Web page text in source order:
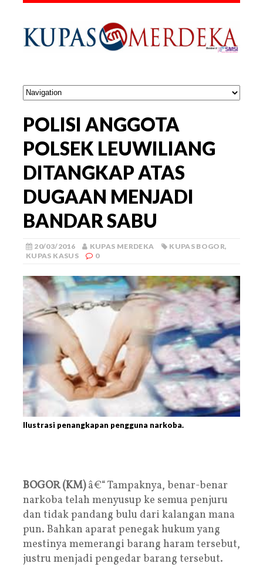
POLISI ANGGOTA
POLSEK LEUWILIANG
DITANGKAP ATAS
DUGAAN MENJADI
BANDAR SABU
20/03/2016 KUPAS MERDEKA KUPAS BOGOR,
KUPAS KASUS
0
Ilustrasi penangkapan pengguna narkoba.
BOGOR (KM)â€“ Tampaknya, benar-benar
narkoba telah menyusup ke semua penjuru
dan tidak pandang bulu dari kalangan mana
pun. Bahkan aparat penegak hukum yang
mestinya memerangi barang haram tersebut,
justru menjadi pengedar barang tersebut.